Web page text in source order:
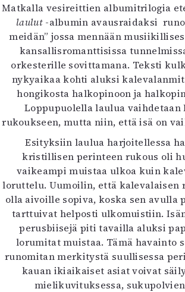
Matkalla vesireittien albumitrilogia
laulut-albumin avausraidaksi
meidän” jossa mennään
kansallisromanttisissa
orkesterille sovittamana. Teksti
nykyaikaa kohti aluksi
hongikosta halkopinoon ja
Loppupuolella laulua vaihdetaan
rukoukseen, mutta niin, että isä on
Esityksiin laulua harjoitellessa
kristillisen perinteen rukous oli
vaikeampi muistaa ulkoa kuin
loruttelu. Uumoilin, että kalevalaisen
olla aivoille sopiva, koska sen
tarttuivat helposti ulkomuistiin.
perusbiisejä piti tavailla aluksi
lorumitat muistaa. Tämä havainto
runomitan merkitystä suullisessa
kauan ikiaikaiset asiat voivat
mielikuvituksessa,